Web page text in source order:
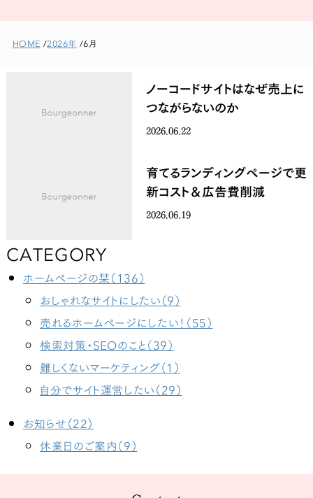
HOME 2026年 6月
ノーコードサイトはなぜ売上に
つながらないのか
2026.06.22
育てるランディングページで更
新コスト＆広告費削減
2026.06.19
CATEGORY
ホームページの栞（136）
おしゃれなサイトにしたい（9）
売れるホームページにしたい！（55）
検索対策・SEOのこと（39）
難しくないマーケティング（1）
自分でサイト運営したい（29）
お知らせ（22）
休業日のご案内（9）